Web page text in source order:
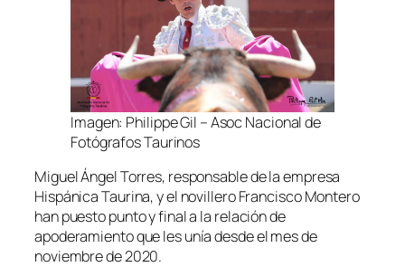
Imagen: Philippe Gil – Asoc Nacional de
Fotógrafos Taurinos
Miguel Ángel Torres, responsable de la empresa
Hispánica Taurina, y el novillero Francisco Montero
han puesto punto y final a la relación de
apoderamiento que les unía desde el mes de
noviembre de 2020.